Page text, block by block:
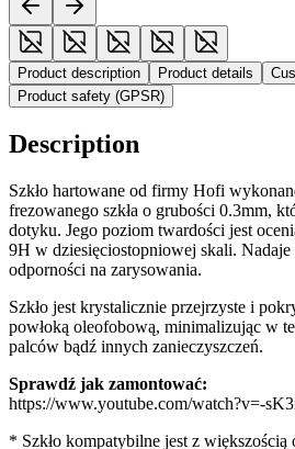
Product description Product details
Product safety (GPSR)
Description
Szkło hartowane od firmy Hofi
frezowanego szkła o grubości 0.3mm,
dotyku. Jego poziom twardości jest
9H w dziesięciostopniowej skali.
odporności na zarysowania.
Szkło jest krystalicznie przejrzyste i
powłoką oleofobową, minimalizując w
palców bądź innych zanieczyszczeń.
Sprawdź jak zamontować:
https://www.youtube.com/watch?v=-
* Szkło kompatybilne jest z większością